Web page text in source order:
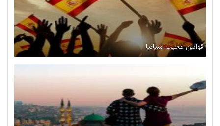
قوانین عجیب اسپانیا